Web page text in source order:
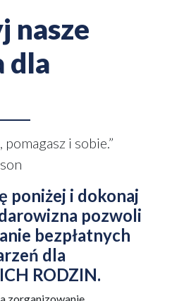
nasze
dla
i sobie.”
poniżej i dokonaj
pozwoli
bezpłatnych
dla
RODZIN.